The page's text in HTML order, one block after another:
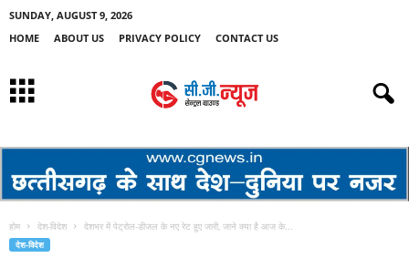
SUNDAY, AUGUST 9, 2026
HOME
ABOUT US PRIVACY POLICY CONTACT US
होम देश-विदेश देशभर में पेट्रोल-डीजल के नए रेट हुए जारी, जाने क्या है आज के...
देश-विदेश